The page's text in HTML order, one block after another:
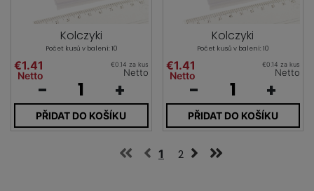
Kolczyki
Počet kusů v balení: 10
€1.41
Netto
€0.14 za kus
Netto
- +
PŘIDAT DO KOŠÍKU
Kolczyki
Počet kusů v balení: 10
€1.41
Netto
€0.14 za kus
Netto
- +
PŘIDAT DO KOŠÍKU
1 2